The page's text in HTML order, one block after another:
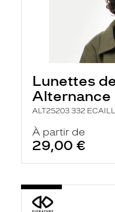
Lunettes
Alternance
ALT25203 332
À partir de
29,00 €